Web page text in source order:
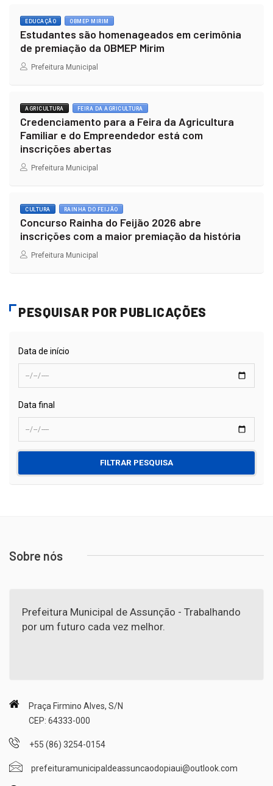
EDUCAÇÃO OBMEP MIRIM
Estudantes são homenageados em cerimônia
de premiação da OBMEP Mirim
Prefeitura Municipal
AGRICULTURA FEIRA DA AGRICULTURA
Credenciamento para a Feira da Agricultura
Familiar e do Empreendedor está com
inscrições abertas
Prefeitura Municipal
CULTURA RAINHA DO FEIJÃO
Concurso Rainha do Feijão 2026 abre
inscrições com a maior premiação da história
Prefeitura Municipal
PESQUISAR POR PUBLICAÇÕES
Data de início
Data final
FILTRAR PESQUISA
Sobre nós
Prefeitura Municipal de Assunção - Trabalhando
por um futuro cada vez melhor.
Praça Firmino Alves, S/N
CEP: 64333-000
+55 (86) 3254-0154
prefeituramunicipaldeassuncaodopiaui@outlook.com